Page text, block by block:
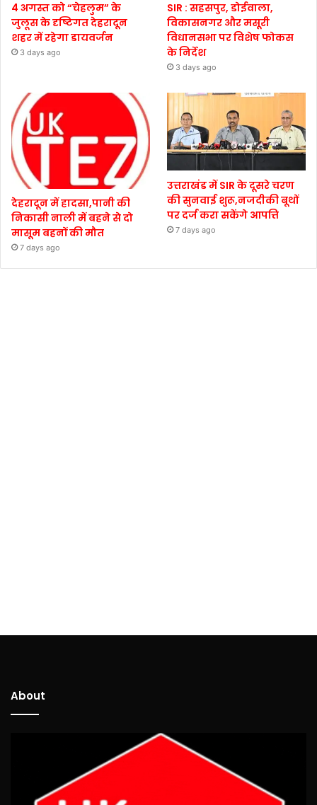
4 अगस्त को “चेहलुम” के
जुलूस के दृष्टिगत देहरादून
शहर में रहेगा डायवर्जन
3 days ago
SIR : सहसपुर, डोईवाला,
विकासनगर और मसूरी
विधानसभा पर विशेष फोकस
के निर्देश
3 days ago
देहरादून में हादसा,पानी की
निकासी नाली में बहने से दो
मासूम बहनों की मौत
7 days ago
उत्तराखंड में SIR के दूसरे चरण
की सुनवाई शुरू,नजदीकी बूथों
पर दर्ज करा सकेंगे आपत्ति
7 days ago
About